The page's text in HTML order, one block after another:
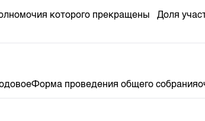
которого прекращены Доля
проведения общего